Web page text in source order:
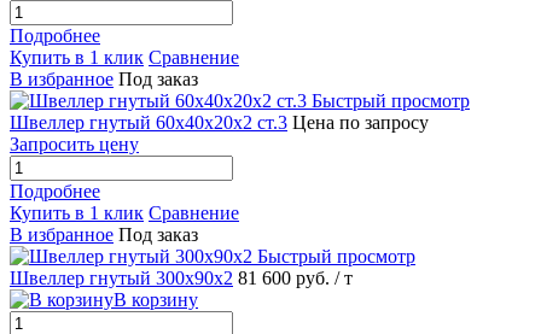
Подробнее
Купить в 1 клик Сравнение
В избранное Под заказ
Быстрый просмотр
Швеллер гнутый 60х40х20х2 ст.3 Цена по запросу
Запросить цену
Подробнее
Купить в 1 клик Сравнение
В избранное Под заказ
Быстрый просмотр
Швеллер гнутый 300х90х2 81 600 руб. / т
В корзину